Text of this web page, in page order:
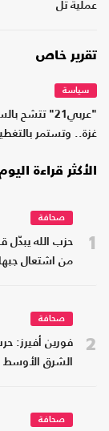
عملية تل
تقرير خاص
سياسة
"عربي21"
غزة.. وتستمر
الأكثر قراءة
1
صحافة
حزب الله يبدّل
من اشتعال
2
صحافة
فورين أفيرز:
الشرق
صحافة